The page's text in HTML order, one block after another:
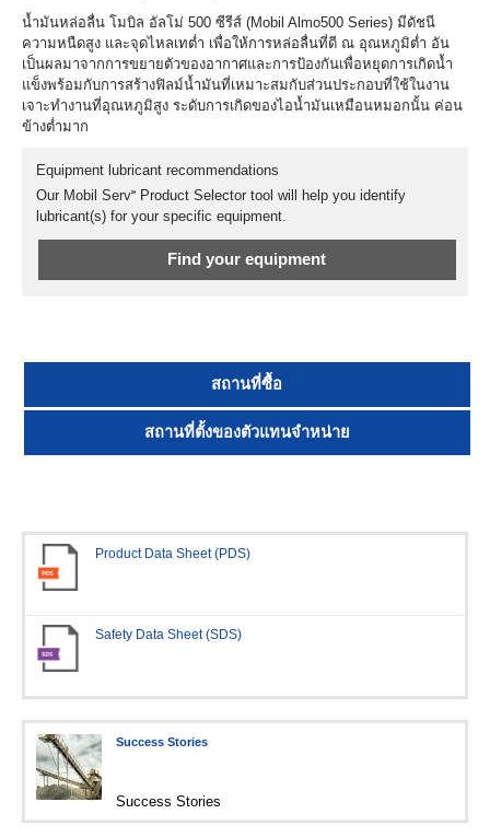
น้ำมันหล่อลื่น โมบิล อัลโม่ 500 ซีรีส์ (Mobil Almo500 Series) มีดัชนี
ความหนืดสูง และจุดไหลเทต่ำ เพื่อให้การหล่อลื่นที่ดี ณ อุณหภูมิต่ำ อัน
เป็นผลมาจากการขยายตัวของอากาศและการป้องกันเพื่อหยุดการเกิดน้ำ
แข็งพร้อมกับการสร้างฟิลม์น้ำมันที่เหมาะสมกับส่วนประกอบที่ใช้ในงาน
เจาะทำงานที่อุณหภูมิสูง ระดับการเกิดของไอน้ำมันเหมือนหมอกนั้น ค่อน
ข้างต่ำมาก
Equipment lubricant recommendations
Our Mobil Serv℠ Product Selector tool will help you identify
lubricant(s) for your specific equipment.
Find your equipment
สถานที่ซื้อ
สถานที่ตั้งของตัวแทนจำหน่าย
Product Data Sheet (PDS)
Safety Data Sheet (SDS)
Success Stories
Success Stories